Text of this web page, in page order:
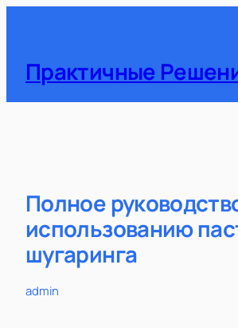
Практичные
Полное
использованию
шугаринга
admin